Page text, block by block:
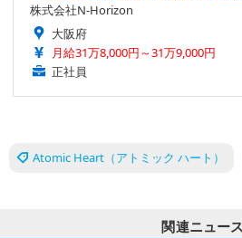
株式会社N-Horizon
大阪府
月給31万8,000円～31万9,000円
正社員
Atomic Heart（アトミック ハート）
関連ニュース